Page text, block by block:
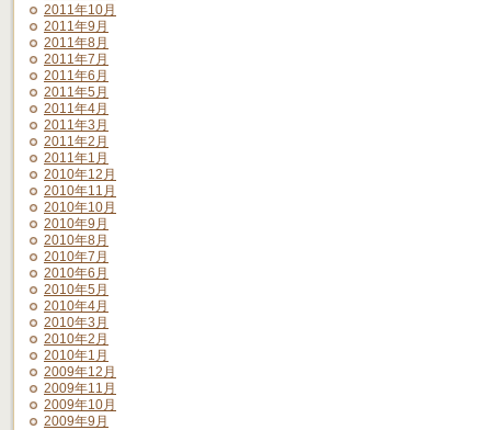
2011年10月
2011年9月
2011年8月
2011年7月
2011年6月
2011年5月
2011年4月
2011年3月
2011年2月
2011年1月
2010年12月
2010年11月
2010年10月
2010年9月
2010年8月
2010年7月
2010年6月
2010年5月
2010年4月
2010年3月
2010年2月
2010年1月
2009年12月
2009年11月
2009年10月
2009年9月